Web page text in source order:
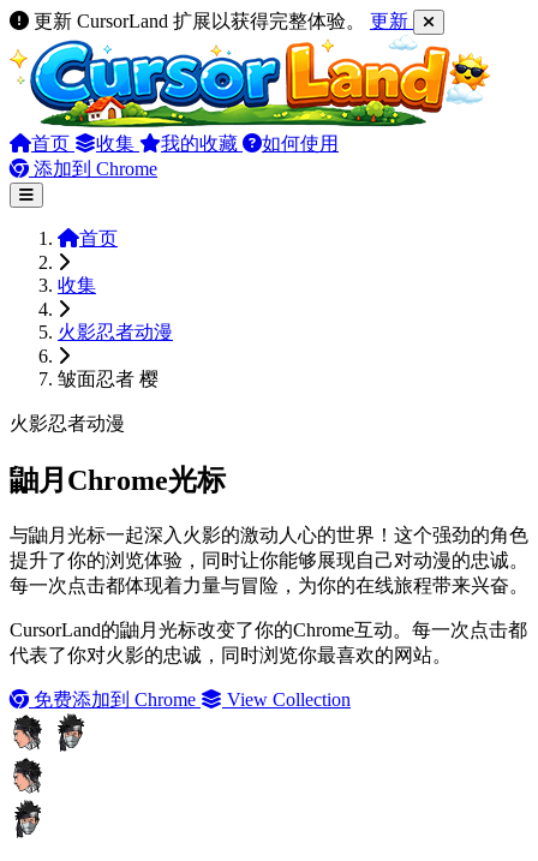
更新 CursorLand 扩展以获得完整体验。 更新
首页 收集 我的收藏
如何使用
添加到 Chrome
首页
收集
火影忍者动漫
皱面忍者 樱
火影忍者动漫
鼬月Chrome光标
与鼬月光标一起深入火影的激动人心的世界！这个强劲的角色
提升了你的浏览体验，同时让你能够展现自己对动漫的忠诚。
每一次点击都体现着力量与冒险，为你的在线旅程带来兴奋。
CursorLand的鼬月光标改变了你的Chrome互动。每一次点击都
代表了你对火影的忠诚，同时浏览你最喜欢的网站。
免费添加到 Chrome View Collection